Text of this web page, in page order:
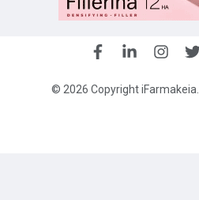
© 2026 Copyright